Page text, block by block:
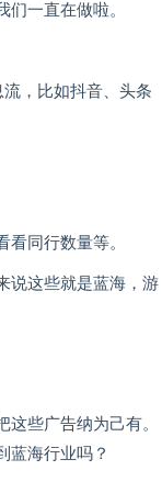
一直在做啦。
，比如抖音、头条
同行数量等。
说这些就是蓝海，游
些广告纳为己有。
蓝海行业吗？